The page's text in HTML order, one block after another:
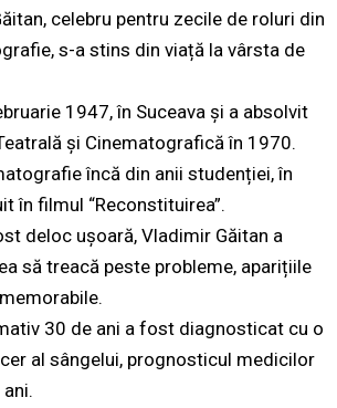
celebru pentru zecile de roluri din
s-a stins din viață la vârsta de
1947, în Suceava și a absolvit
și Cinematografică în 1970.
încă din anii studenției, în
în filmul “Reconstituirea”.
deloc ușoară, Vladimir Găitan a
să treacă peste probleme, aparițiile
30 de ani a fost diagnosticat cu o
al sângelui, prognosticul medicilor